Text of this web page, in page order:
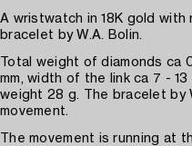
A wristwatch in 18K gold with
bracelet by W.A. Bolin.
Total weight of diamonds ca
mm, width of the link ca 7 - 13
weight 28 g. The bracelet by
movement.
The movement is running at